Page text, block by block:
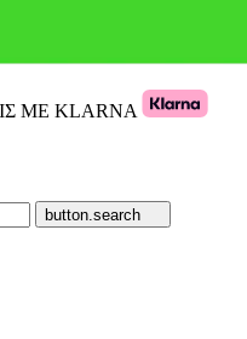
ΜΕ KLARNA
button.search